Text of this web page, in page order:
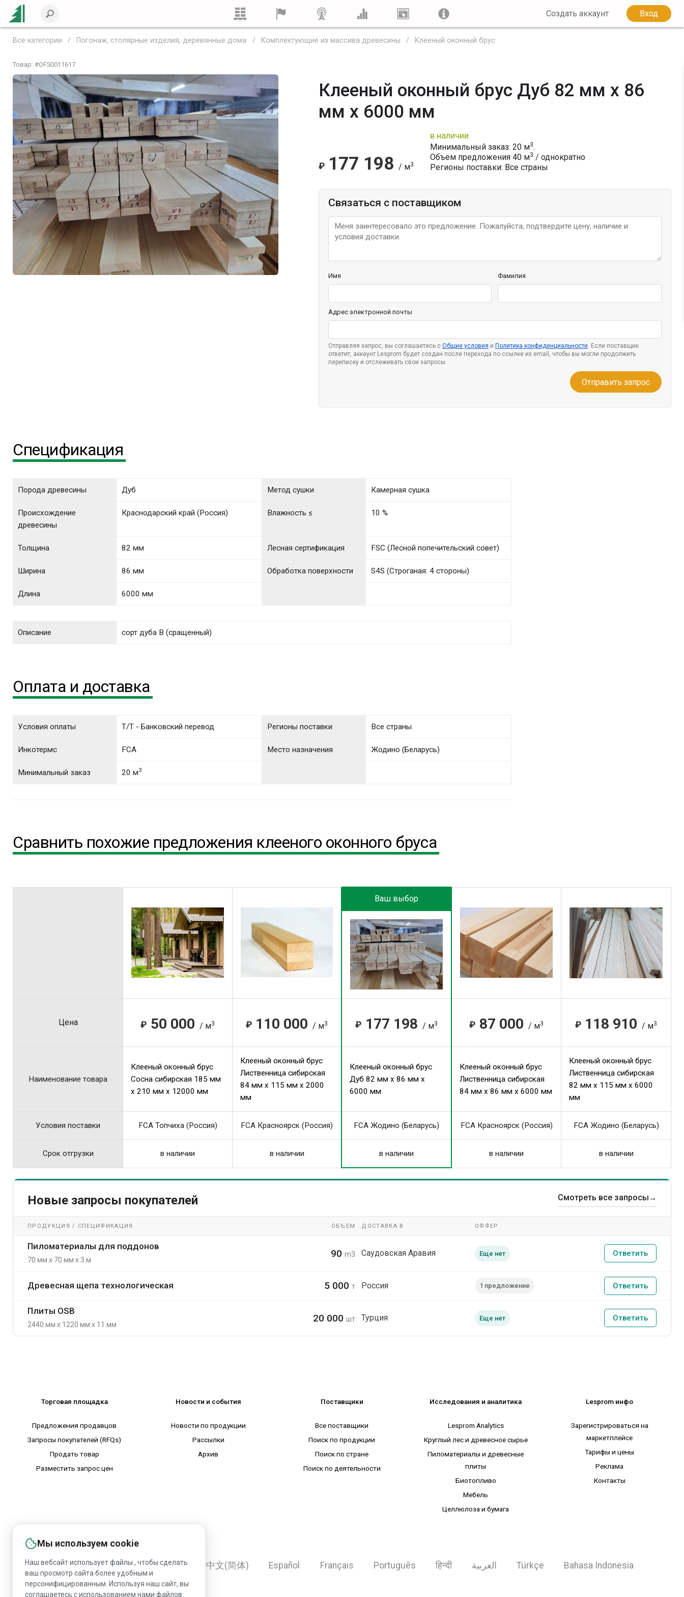
Создать аккаунт Вход
Все категории Погонаж, столярные изделия, деревянные дома Комплектующие из массива древесины Клееный оконный брус
Товар: #OFS0011617
Клееный оконный брус Дуб 82 мм x 86
мм x 6000 мм
₽ 177 198 / м3
в наличии
Минимальный заказ: 20 м3.
Объем предложения 40м3 / однократно
Регионы поставки: Все страны
Связаться с поставщиком
Имя Фамилия
Адрес электронной почты
Отправляя запрос, вы соглашаетесь с Общие условия и Политика конфиденциальности . Если поставщик
ответит, аккаунт Lesprom будет создан после перехода по ссылке из email, чтобы вы могли продолжить
переписку и отслеживать свои запросы.
Отправить запрос
Спецификация
Порода древесины Дуб Метод сушки Камерная сушка
Происхождение
древесины
Краснодарский край (Россия) Влажность ≤ 10 %
Толщина 82 мм Лесная сертификация FSC (Лесной попечительский совет)
Ширина 86 мм Обработка поверхности S4S (Строганая: 4 стороны)
Длина 6000 мм
Описание сорт дуба В (сращенный)
Оплата и доставка
Условия оплаты T/T - Банковский перевод
Инкотермс FCA
Минимальный заказ 20 м3
Регионы поставки Все страны
Место назначения Жодино (Беларусь)
Сравнить похожие предложения клееного оконного бруса
Ваш выбор
Цена ₽ 50 000 / м3 ₽ 110 000 / м3 ₽ 177 198 / м3 ₽ 87 000 / м3 ₽ 118 910 / м3
Наименование товара
Клееный оконный брус
Сосна сибирская 185 мм
x 210 мм x 12000 мм
Клееный оконный брус
Лиственница сибирская
84 мм x 115 мм x 2000
мм
Клееный оконный брус
Дуб 82 мм x 86 мм x
6000 мм
Клееный оконный брус
Лиственница сибирская
84 мм x 86 мм x 6000 мм
Клееный оконный брус
Лиственница сибирская
82 мм x 115 мм x 6000
мм
Условия поставки FCA Топчиха (Россия) FCA Красноярск (Россия) FCA Жодино (Беларусь) FCA Красноярск (Россия) FCA Жодино (Беларусь)
Срок отгрузки в наличии в наличии в наличии в наличии в наличии
Новые запросы покупателей Смотреть все запросы →
ПРОДУКЦИЯ / СПЕЦИФИКАЦИЯ ОБЪЕМ ДОСТАВКА В ОФФЕР
Пиломатериалы для поддонов
70 мм x 70 мм x 3 м
90m3 Саудовская Аравия Еще нет Ответить
Древесная щепа технологическая 5 000т Россия 1 предложение Ответить
Плиты OSB
2440 мм x 1220 мм x 11 мм
20 000шт Турция Еще нет Ответить
Мы используем cookie
Наш вебсайт использует файлы , чтобы сделать
ваш просмотр сайта более удобным и
персонифицированным. Используя наш сайт, вы
соглашаетесь с использованием нами файлов
Торговая площадка
Предложения продавцов
Запросы покупателей (RFQs)
Продать товар
Разместить запрос цен
Новости и события
Новости по продукции
Рассылки
Архив
Поставщики
Все поставщики
Поиск по продукции
Поиск по стране
Поиск по деятельности
Исследования и аналитика
Lesprom Analytics
Круглый лес и древесное сырье
Пиломатериалы и древесные
плиты
Биотопливо
Мебель
Целлюлоза и бумага
Lesprom инфо
Зарегистрироваться на
маркетплейсе
Тарифы и цены
Реклама
Контакты
English Русский Deutsch 中文(简体) Español Français Português हिन्दी العربية Türkçe Bahasa Indonesia